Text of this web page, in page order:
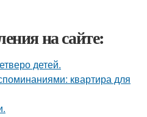
на сайте:
детей.
квартира для